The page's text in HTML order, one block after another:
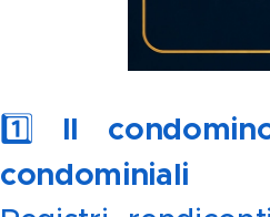
1️⃣ Il
condominiali